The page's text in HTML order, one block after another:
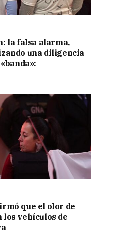
la falsa alarma,
una diligencia
que el olor de
los vehículos de